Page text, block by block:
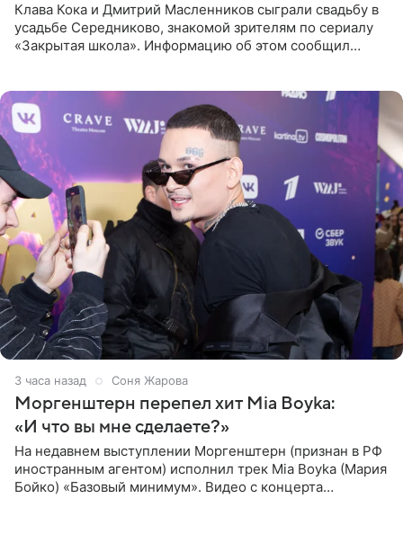
Клава Кока и Дмитрий Масленников сыграли свадьбу в
усадьбе Середниково, знакомой зрителям по сериалу
«Закрытая школа». Информацию об этом сообщил
3 часа назад Соня Жарова
Моргенштерн перепел хит Mia Boyka:
«И что вы мне сделаете?»
На недавнем выступлении Моргенштерн (признан в РФ
иностранным агентом) исполнил трек Mia Boyka (Мария
Бойко) «Базовый минимум». Видео с концерта